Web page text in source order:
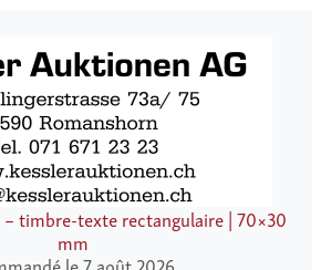
timbre-texte rectangulaire | 70×30
mm